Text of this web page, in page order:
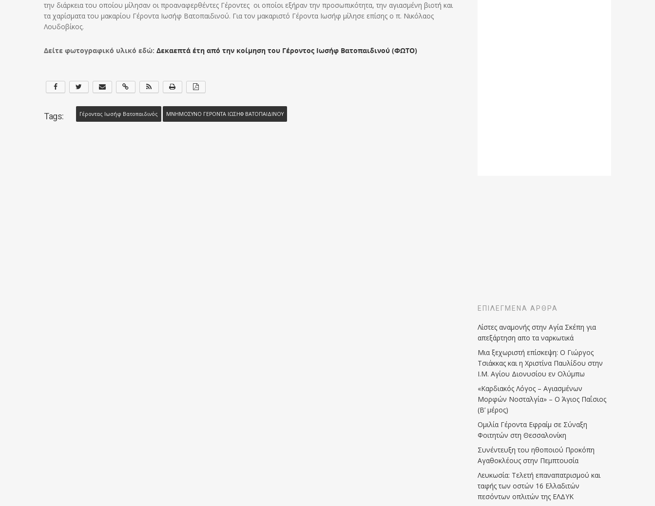
την διάρκεια του οποίου μίλησαν οι προαναφερθέντες Γέροντες οι οποίοι εξήραν την προσωπικότητα, την αγιασμένη βιοτή και
τα χαρίσματα του μακαρίου Γέροντα Ιωσήφ Βατοπαιδινού. Για τον μακαριστό Γέροντα Ιωσήφ μίλησε επίσης ο π. Νικόλαος
Λουδοβίκος.
Δείτε φωτογραφικό υλικό εδώ: Δεκαεπτά έτη από την κοίμηση του Γέροντος Ιωσήφ Βατοπαιδινού (ΦΩΤΟ)
Tags: Γέροντας Ιωσήφ Βατοπαιδινός ΜΝΗΜΟΣΥΝΟ ΓΕΡΟΝΤΑ ΙΩΣΗΦ ΒΑΤΟΠΑΙΔΙΝΟΥ
ΕΠΙΛΕΓΜΈΝΑ ΆΡΘΡΑ
Λίστες αναμονής στην Αγία Σκέπη για
απεξάρτηση απο τα ναρκωτικά
Μια ξεχωριστή επίσκεψη: Ο Γιώργος
Τσιάκκας και η Χριστίνα Παυλίδου στην
Ι.Μ. Αγίου Διονυσίου εν Ολύμπω
«Καρδιακός Λόγος – Αγιασμένων
Μορφών Νοσταλγία» – Ο Άγιος Παΐσιος
(Β’ μέρος)
Ομιλία Γέροντα Εφραίμ σε Σύναξη
Φοιτητών στη Θεσσαλονίκη
Συνέντευξη του ηθοποιού Προκόπη
Αγαθοκλέους στην Πεμπτουσία
Λευκωσία: Τελετή επαναπατρισμού και
ταφής των οστών 16 Ελλαδιτών
πεσόντων οπλιτών της ΕΛΔΥΚ